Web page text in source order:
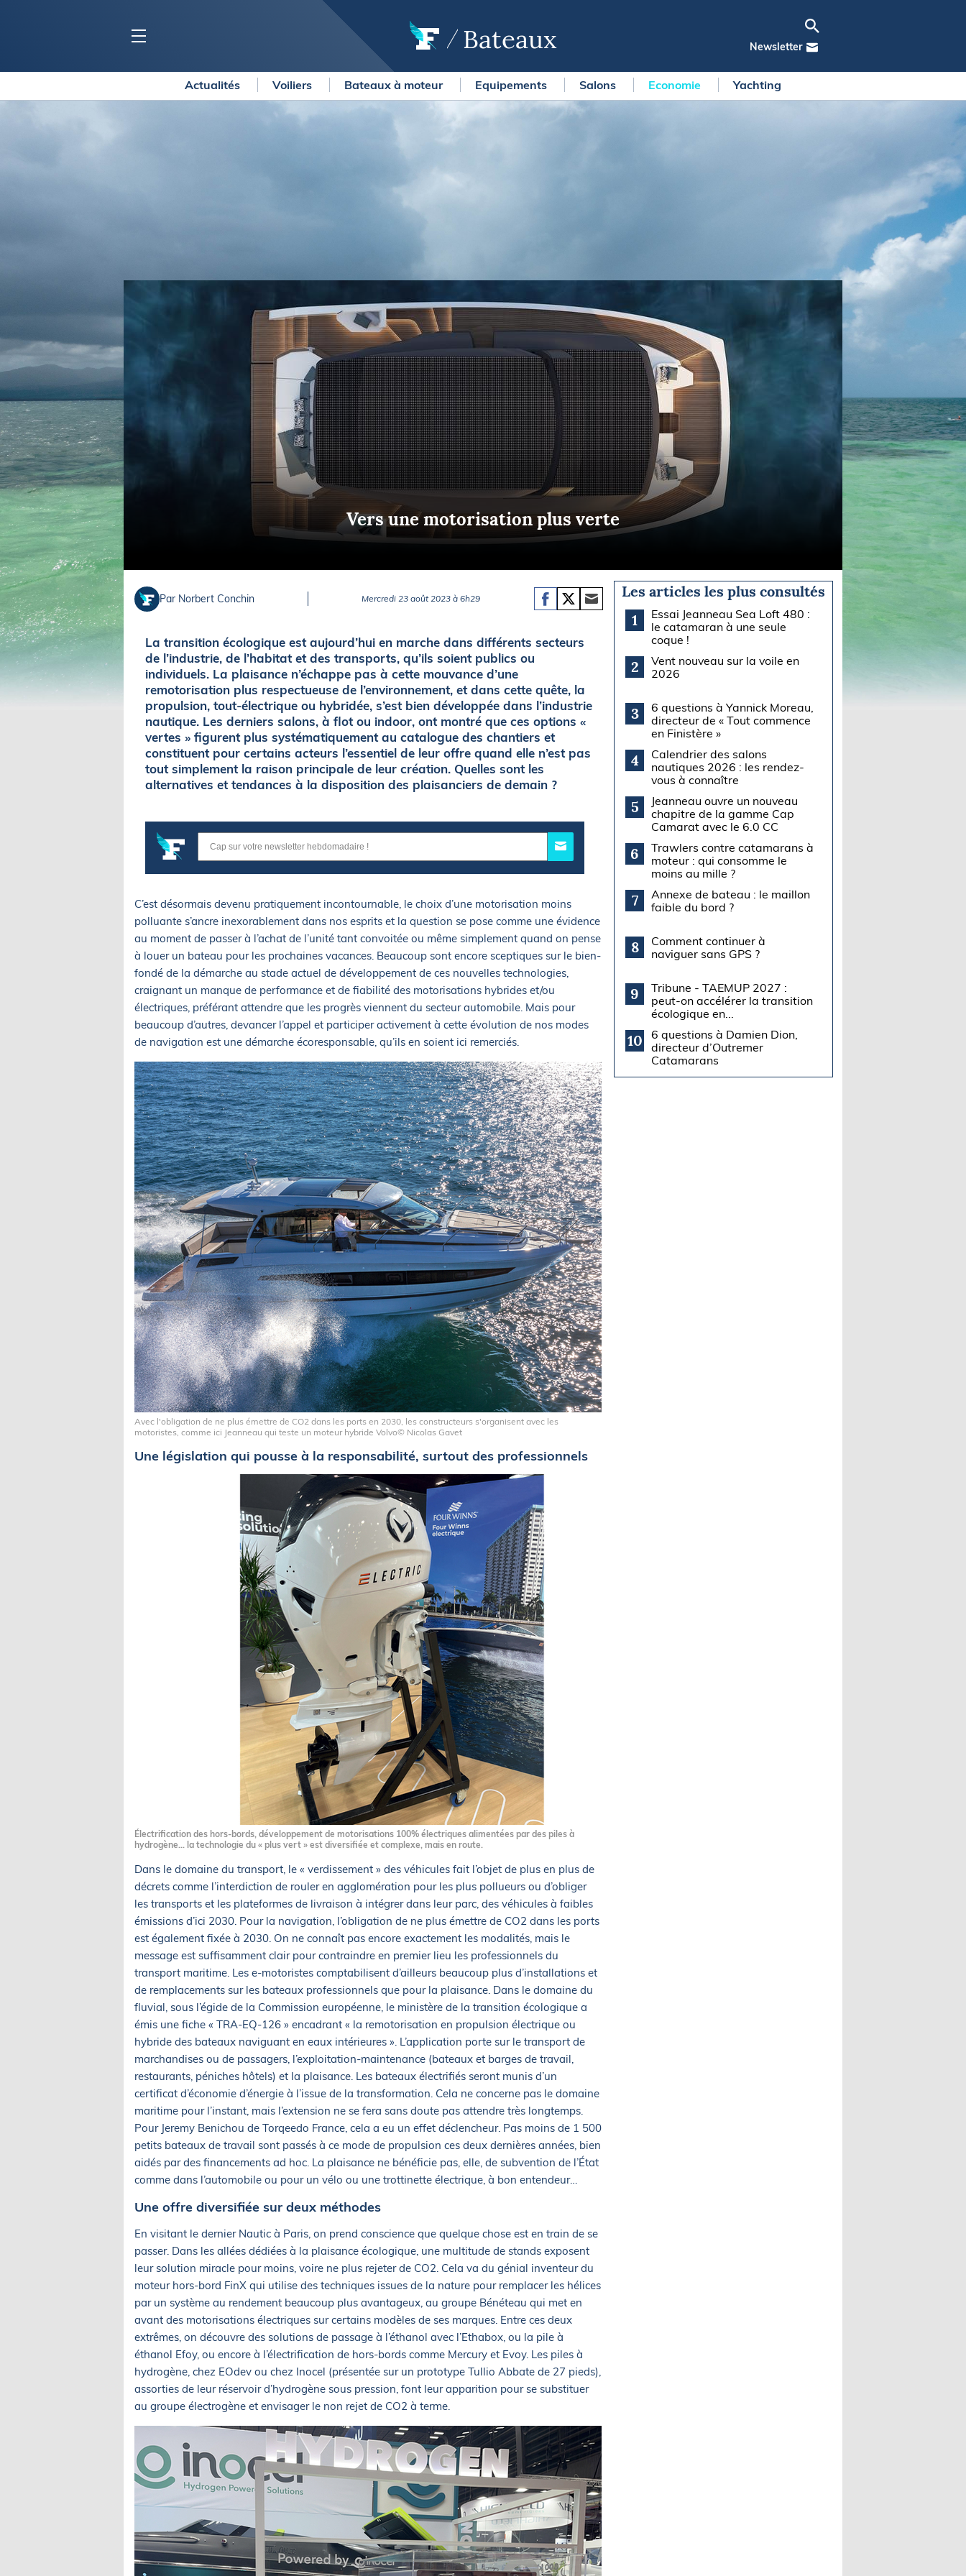
Bateaux Newsletter
COURSES
La Solitaire du Figaro Paprec
America's Cup
LOISIRS
Pêche en mer
Plongée
Glisse
MÉTÉO MARINE
METEO CONSULT Marine
Briefings
FLASH INFO
Actualités Voiliers Bateaux à moteur Equipements Salons Economie Yachting
Vers une motorisation plus verte
Par Norbert Conchin Mercredi 23 août 2023 à 6h29
La transition écologique est aujourd’hui en marche dans différents secteurs
de l’industrie, de l’habitat et des transports, qu’ils soient publics ou
individuels. La plaisance n’échappe pas à cette mouvance d’une
remotorisation plus respectueuse de l’environnement, et dans cette quête, la
propulsion, tout-électrique ou hybridée, s’est bien développée dans l’industrie
nautique. Les derniers salons, à flot ou indoor, ont montré que ces options «
vertes » figurent plus systématiquement au catalogue des chantiers et
constituent pour certains acteurs l’essentiel de leur offre quand elle n’est pas
tout simplement la raison principale de leur création. Quelles sont les
alternatives et tendances à la disposition des plaisanciers de demain ?
C’est désormais devenu pratiquement incontournable, le choix d’une motorisation moins
polluante s’ancre inexorablement dans nos esprits et la question se pose comme une évidence
au moment de passer à l’achat de l’unité tant convoitée ou même simplement quand on pense
à louer un bateau pour les prochaines vacances. Beaucoup sont encore sceptiques sur le bien-
fondé de la démarche au stade actuel de développement de ces nouvelles technologies,
craignant un manque de performance et de fiabilité des motorisations hybrides et/ou
électriques, préférant attendre que les progrès viennent du secteur automobile. Mais pour
beaucoup d’autres, devancer l’appel et participer activement à cette évolution de nos modes
de navigation est une démarche écoresponsable, qu’ils en soient ici remerciés.
Avec l'obligation de ne plus émettre de CO2 dans les ports en 2030, les constructeurs s'organisent avec les
motoristes, comme ici Jeanneau qui teste un moteur hybride Volvo© Nicolas Gavet
Une législation qui pousse à la responsabilité, surtout des professionnels
Électrification des hors-bords, développement de motorisations 100% électriques alimentées par des piles à
hydrogène... la technologie du « plus vert » est diversifiée et complexe, mais en route.
Dans le domaine du transport, le « verdissement » des véhicules fait l’objet de plus en plus de
décrets comme l’interdiction de rouler en agglomération pour les plus pollueurs ou d’obliger
les transports et les plateformes de livraison à intégrer dans leur parc, des véhicules à faibles
émissions d’ici 2030. Pour la navigation, l’obligation de ne plus émettre de CO2 dans les ports
est également fixée à 2030. On ne connaît pas encore exactement les modalités, mais le
message est suffisamment clair pour contraindre en premier lieu les professionnels du
transport maritime. Les e-motoristes comptabilisent d’ailleurs beaucoup plus d’installations et
de remplacements sur les bateaux professionnels que pour la plaisance. Dans le domaine du
fluvial, sous l’égide de la Commission européenne, le ministère de la transition écologique a
émis une fiche « TRA-EQ-126 » encadrant « la remotorisation en propulsion électrique ou
hybride des bateaux naviguant en eaux intérieures ». L’application porte sur le transport de
marchandises ou de passagers, l’exploitation-maintenance (bateaux et barges de travail,
restaurants, péniches hôtels) et la plaisance. Les bateaux électrifiés seront munis d’un
certificat d’économie d’énergie à l’issue de la transformation. Cela ne concerne pas le domaine
maritime pour l’instant, mais l’extension ne se fera sans doute pas attendre très longtemps.
Pour Jeremy Benichou de Torqeedo France, cela a eu un effet déclencheur. Pas moins de 1 500
petits bateaux de travail sont passés à ce mode de propulsion ces deux dernières années, bien
aidés par des financements ad hoc. La plaisance ne bénéficie pas, elle, de subvention de l’État
comme dans l’automobile ou pour un vélo ou une trottinette électrique, à bon entendeur…
Une offre diversifiée sur deux méthodes
En visitant le dernier Nautic à Paris, on prend conscience que quelque chose est en train de se
passer. Dans les allées dédiées à la plaisance écologique, une multitude de stands exposent
leur solution miracle pour moins, voire ne plus rejeter de CO2. Cela va du génial inventeur du
moteur hors-bord FinX qui utilise des techniques issues de la nature pour remplacer les hélices
par un système au rendement beaucoup plus avantageux, au groupe Bénéteau qui met en
avant des motorisations électriques sur certains modèles de ses marques. Entre ces deux
extrêmes, on découvre des solutions de passage à l’éthanol avec l’Ethabox, ou la pile à
éthanol Efoy, ou encore à l’électrification de hors-bords comme Mercury et Evoy. Les piles à
hydrogène, chez EOdev ou chez Inocel (présentée sur un prototype Tullio Abbate de 27 pieds),
assorties de leur réservoir d’hydrogène sous pression, font leur apparition pour se substituer
au groupe électrogène et envisager le non rejet de CO2 à terme.
Les articles les plus consultés
1
Essai Jeanneau Sea Loft 480 :
le catamaran à une seule
coque !
2
Vent nouveau sur la voile en
2026
3
6 questions à Yannick Moreau,
directeur de « Tout commence
en Finistère »
4
Calendrier des salons
nautiques 2026 : les rendez-
vous à connaître
5
Jeanneau ouvre un nouveau
chapitre de la gamme Cap
Camarat avec le 6.0 CC
6
Trawlers contre catamarans à
moteur : qui consomme le
moins au mille ?
7
Annexe de bateau : le maillon
faible du bord ?
8
Comment continuer à
naviguer sans GPS ?
9
Tribune - TAEMUP 2027 :
peut-on accélérer la transition
écologique en...
10
6 questions à Damien Dion,
directeur d’Outremer
Catamarans